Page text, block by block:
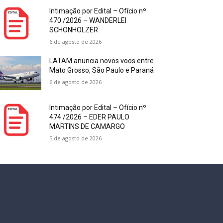
Intimação por Edital – Ofício nº
470 /2026 – WANDERLEI
SCHONHOLZER
6 de agosto de 2026
LATAM anuncia novos voos entre
Mato Grosso, São Paulo e Paraná
6 de agosto de 2026
Intimação por Edital – Ofício nº
474 /2026 – EDER PAULO
MARTINS DE CAMARGO
5 de agosto de 2026